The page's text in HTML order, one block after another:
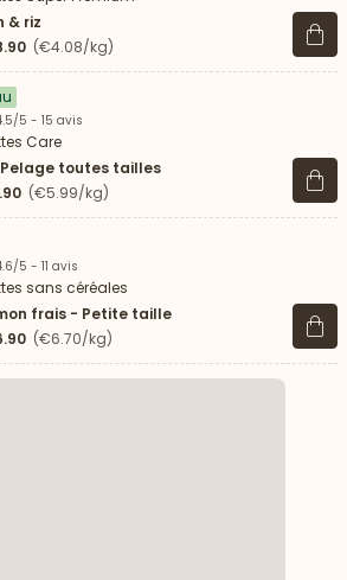
& riz
(€4.08/kg) Voir
5 - 15 avis
Care
Pelage toutes tailles
(€5.99/kg) Voir
5 - 11 avis
sans céréales
frais - Petite taille
(€6.70/kg) Voir